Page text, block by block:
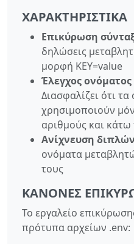
ΧΑΡΑΚΤΗΡΙΣΤΙΚΆ
Επικύρωση
δηλώσεις
μορφή KEY=value
Έλεγχος
Διασφαλίζει ότι
χρησιμοποιούν
αριθμούς και κάτω
Ανίχνευση διπλών
ονόματα
τους
ΚΑΝΌΝΕΣ
Το εργαλείο
πρότυπα αρχείων .env: